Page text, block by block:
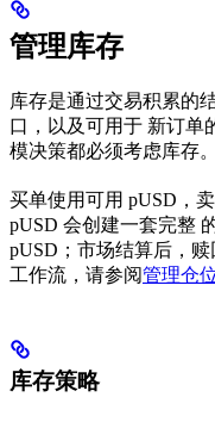
管理库存
库存是通过交易积累的
口，以及可用于 新订单
模决策都必须考虑库存。
买单使用可用 pUSD，
pUSD 会创建一套完整
pUSD；市场结算后，
工作流，请参阅管理仓
库存策略